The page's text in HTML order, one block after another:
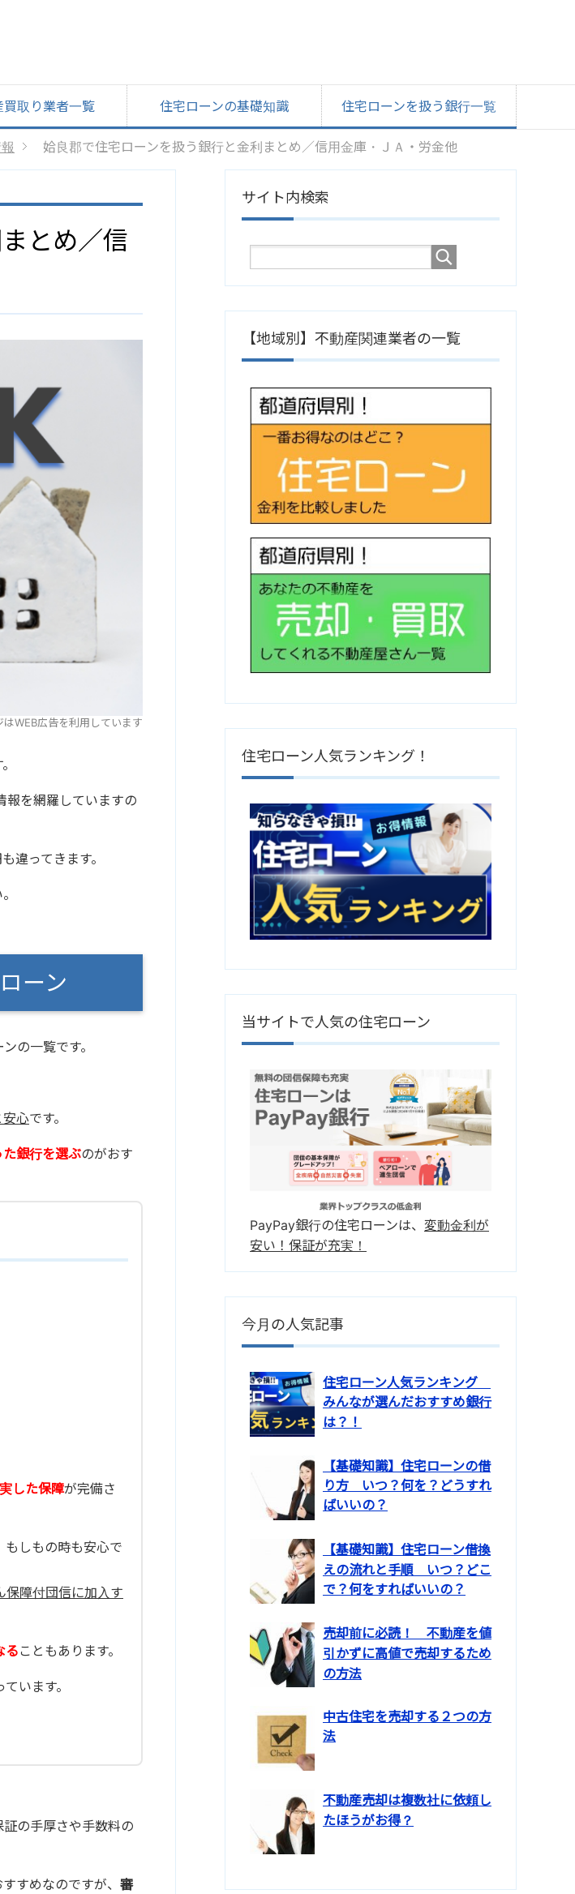
買取り業者一覧 住宅ローンの基礎知識 住宅ローンを扱う銀行一覧
姶良郡で住宅ローンを扱う銀行と金利まとめ／信用金庫・ＪＡ・労金他
とめ／信
はWEB広告を利用しています
報を網羅していますの
違ってきます。
ローン
の一覧です。
安心です。
銀行を選ぶのがおす
した保障が完備さ
もしもの時も安心で
保障付団信に加入す
る こともあります。
います。
の手厚さや手数料の
すめなのですが、 審
サイト内検索
【地域別】不動産関連業者の一覧
住宅ローン人気ランキング！
当サイトで人気の住宅ローン
PayPay銀行の住宅ローンは、 変動金利が
安い！保証が充実！
今月の人気記事
住宅ローン人気ランキング
みんなが選んだおすすめ銀行
は？！
【基礎知識】住宅ローンの借
り方 いつ？何を？どうすれ
ばいいの？
【基礎知識】住宅ローン借換
えの流れと手順 いつ？どこ
で？何をすればいいの？
売却前に必読！ 不動産を値
引かずに高値で売却するため
の方法
中古住宅を売却する２つの方
法
不動産売却は複数社に依頼し
たほうがお得？